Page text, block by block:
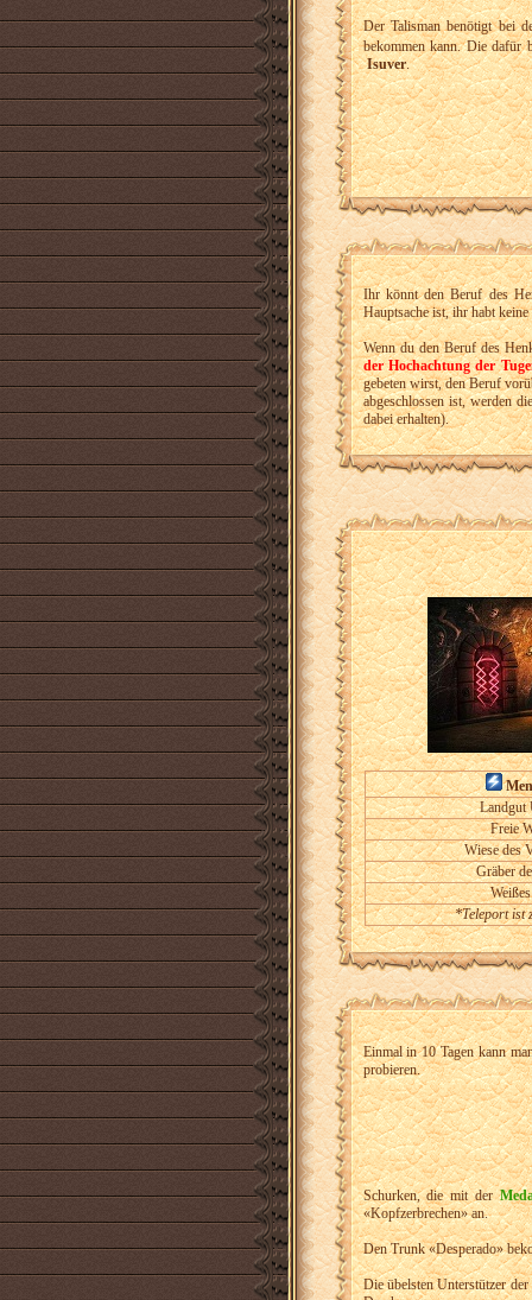
Der Talisman benötigt bei
bekommen kann. Die dafür
Isuver.
Ihr könnt den Beruf des
Hauptsache ist, ihr habt keine
Wenn du den Beruf des
der Hochachtung der
gebeten wirst, den Beruf
abgeschlossen ist, werden
dabei erhalten).
Landgut
Freie
Wiese des
Gräber
*Teleport ist
Einmal in 10 Tagen kann
probieren.
Schurken, die mit der
«Kopfzerbrechen»an.
Den Trunk«Desperado»
Die übelsten Unterstützer